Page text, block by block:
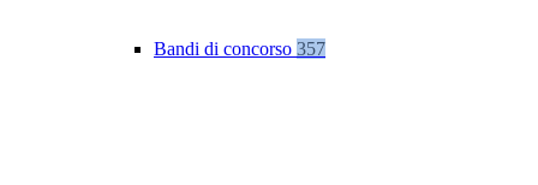
Bandi di concorso 357